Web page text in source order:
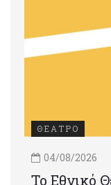
ΘΕΑΤΡΟ
04/08/2026
Το Εθνικό